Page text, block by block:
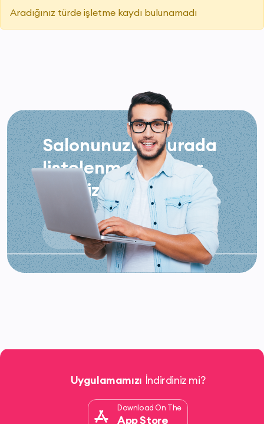
Aradığınız türde işletme kaydı bulunamadı
Salonunuzun burada
listelenmesini ister
misiniz?
Salonumu Listele
Uygulamamızı İndirdiniz mi?
Download On The
App Store